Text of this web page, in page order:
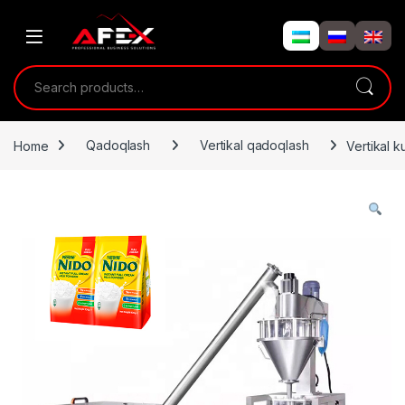
Search for:
Home Qadoqlash Vertikal qadoqlash Vertikal